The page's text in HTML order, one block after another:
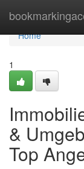
Home
Home
1
&
Top